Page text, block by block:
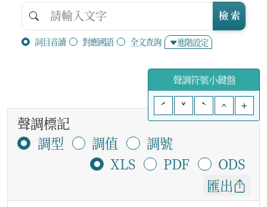
詞目音讀 對應國語 全文查詢 進階設定
檢 索
聲調符號小鍵盤
ˊ
ˇ ˋ ^ +
聲調標記
調型
調值
調號
XLS
PDF
ODS
匯出